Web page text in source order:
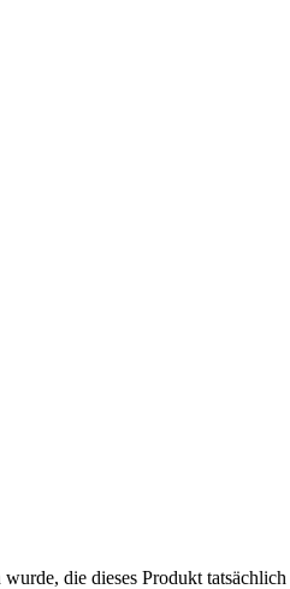
die dieses Produkt